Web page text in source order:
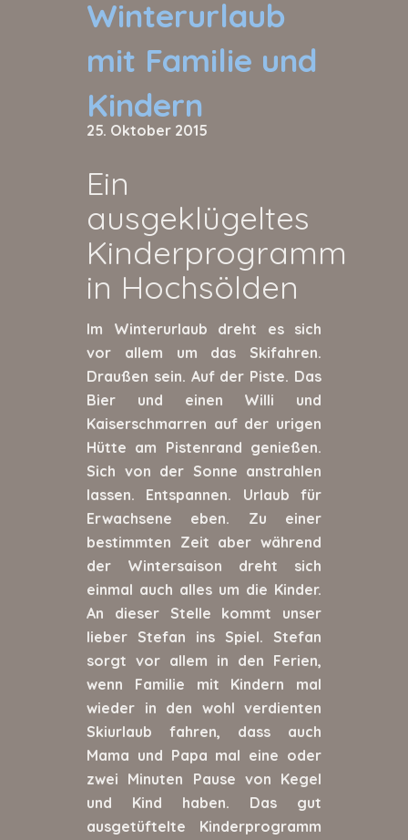
Winterurlaub
mit Familie und
Kindern
25. Oktober 2015
Ein
ausgeklügeltes
Kinderprogramm
in Hochsölden
Im Winterurlaub dreht es sich
vor allem um das Skifahren.
Draußen sein. Auf der Piste. Das
Bier und einen Willi und
Kaiserschmarren auf der urigen
Hütte am Pistenrand genießen.
Sich von der Sonne anstrahlen
lassen. Entspannen. Urlaub für
Erwachsene eben. Zu einer
bestimmten Zeit aber während
der Wintersaison dreht sich
einmal auch alles um die Kinder.
An dieser Stelle kommt unser
lieber Stefan ins Spiel. Stefan
sorgt vor allem in den Ferien,
wenn Familie mit Kindern mal
wieder in den wohl verdienten
Skiurlaub fahren, dass auch
Mama und Papa mal eine oder
zwei Minuten Pause von Kegel
und Kind haben. Das gut
ausgetüftelte Kinderprogramm